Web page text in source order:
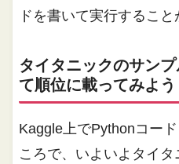
ドを書いて実行するこ
タイタニックのサン
て順位に載ってみよう
Kaggle上でPythonコー
ころで、いよいよタイ